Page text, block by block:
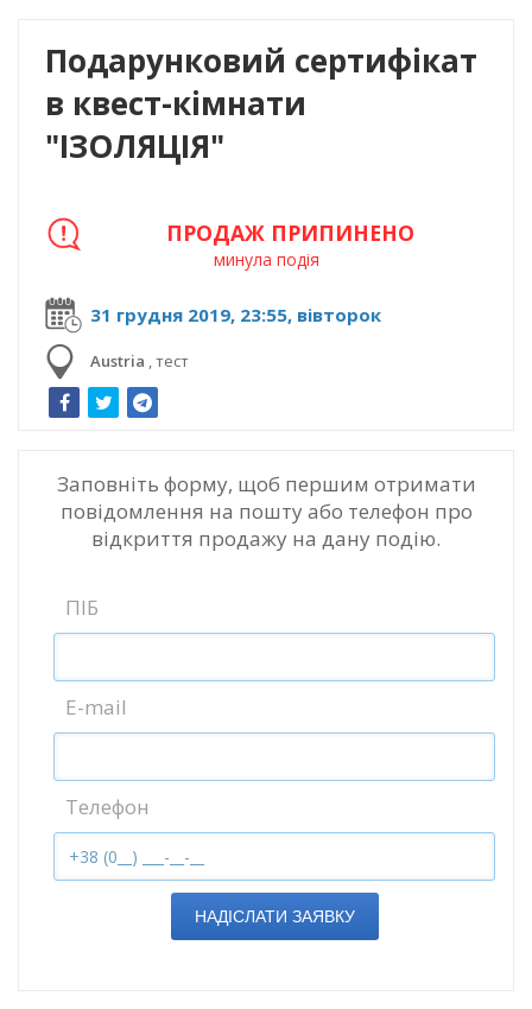
Подарунковий сертифікат
в квест-кімнати
"ІЗОЛЯЦІЯ"
31 грудня 2019, 23:55, вівторок
Austria ,тест
ПРОДАЖ ПРИПИНЕНО
минула подія
Заповніть форму, щоб першим отримати
повідомлення на пошту або телефон про
відкриття продажу на дану подію.
ПІБ
E-mail
Телефон
НАДІСЛАТИ ЗАЯВКУ